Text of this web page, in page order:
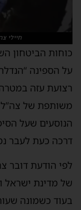
חיילי
כוחות הביטחון
על הספינה
רצועת עזה
משותפת של צה”ל
הנוסעים שעל
דרכה כעת לעבר
לפי הודעת דובר
של מדינת ישראל
בעוד כשמונה